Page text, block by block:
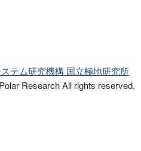
テム研究機構 国立極地研究所
ResearchAll rights reserved.